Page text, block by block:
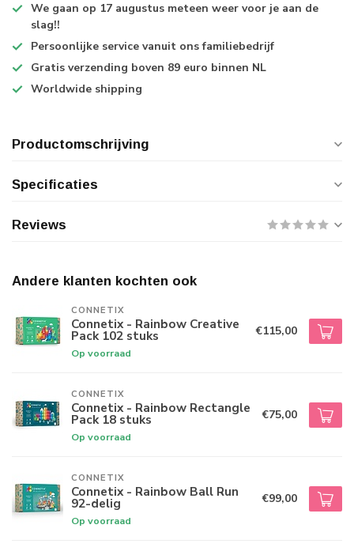
We gaan op 17 augustus meteen weer voor je aan de
slag!!
Persoonlijke service vanuit ons familiebedrijf
Gratis verzending boven 89 euro binnen NL
Worldwide shipping
Productomschrijving
Specificaties
Reviews
Andere klanten kochten ook
CONNETIX
Connetix - Rainbow Creative
Pack 102 stuks
Op voorraad
€115,00
CONNETIX
Connetix - Rainbow Rectangle
Pack 18 stuks
Op voorraad
€75,00
CONNETIX
Connetix - Rainbow Ball Run
92-delig
Op voorraad
€99,00